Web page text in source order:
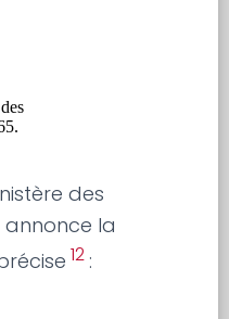
des
annonce la
12 :